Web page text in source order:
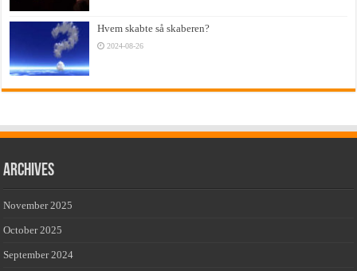
Hvem skabte så skaberen?
2024-08-26
Archives
November 2025
October 2025
September 2024